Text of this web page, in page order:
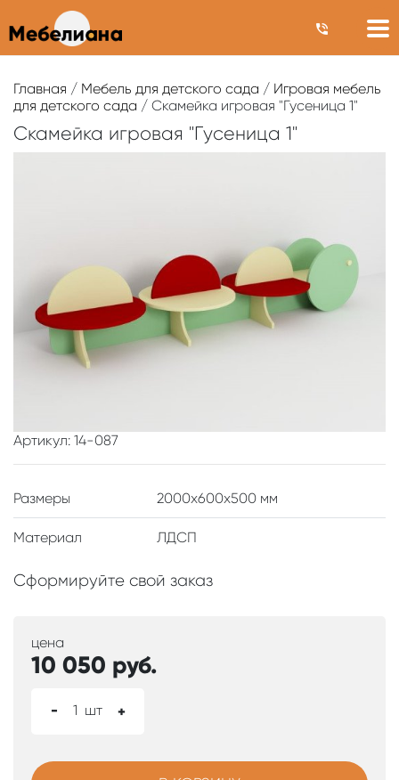
Главная / Мебель для детского сада / Игровая мебель
для детского сада / Скамейка игровая "Гусеница 1"
Скамейка игровая "Гусеница 1"
Артикул: 14-087
Размеры 2000x600x500 мм
Материал ЛДСП
Сформируйте свой заказ
цена
10 050 руб.
- 1 шт +